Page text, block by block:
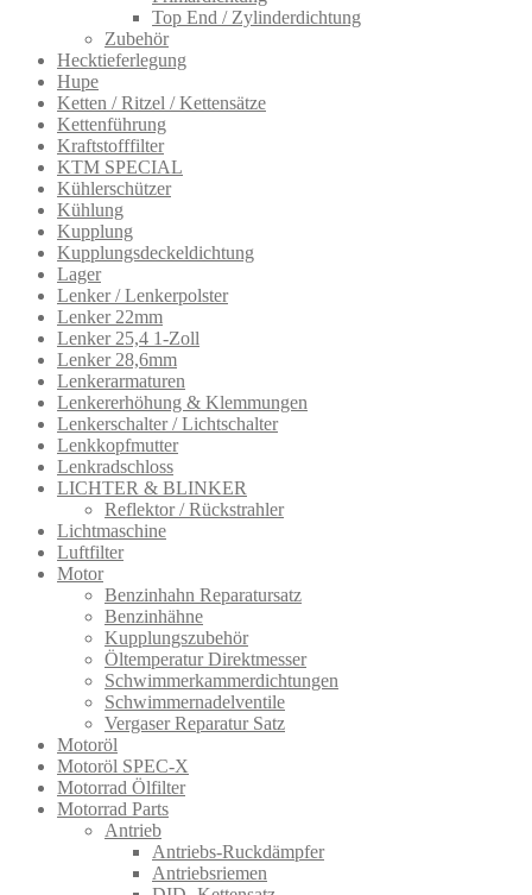
Top End / Zylinderdichtung
Zubehör
Hecktieferlegung
Hupe
Ketten / Ritzel / Kettensätze
Kettenführung
Kraftstofffilter
KTM SPECIAL
Kühlerschützer
Kühlung
Kupplung
Kupplungsdeckeldichtung
Lager
Lenker / Lenkerpolster
Lenker 22mm
Lenker 25,4 1-Zoll
Lenker 28,6mm
Lenkerarmatur​en
Lenkererhöhung & Klemmungen
Lenkerschalter / Lichtschalter
Lenkkopfmutter
Lenkradschloss
LICHTER & BLINKER
Reflektor / Rückstrahler
Lichtmaschine
Luftfilter
Motor
Benzinhahn Reparatursatz
Benzinhähne
Kupplungszubehör
Öltemperatur Direktmesser
Schwimmerkammerdichtungen
Schwimmernadelventile
Vergaser Reparatur Satz
Motoröl
Motoröl SPEC-X
Motorrad Ölfilter
Motorrad Parts
Antrieb
Antriebs-Ruckdämpfer
Antriebsriemen